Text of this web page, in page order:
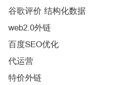
谷歌评价 结构化数据
web2.0外链
百度SEO优化
代运营
特价外链